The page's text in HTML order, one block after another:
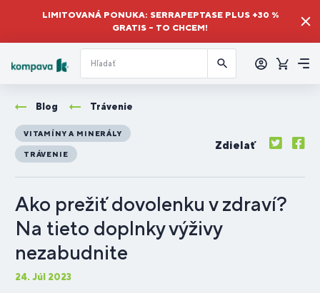
LIMITOVANÁ PONUKA: SERRAPEPTASE PLUS +30 %
GRATIS – TO CHCEM!
sa
Košík
Blog Trávenie
VITAMÍNY A MINERÁLY
TRÁVENIE
Zdielať
Ako prežiť dovolenku v zdraví?
Na tieto doplnky výživy
nezabudnite
24. Júl 2023